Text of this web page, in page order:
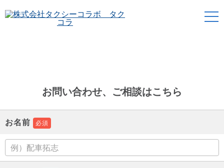
お問い合わせ、ご相談はこちら
お名前 必須